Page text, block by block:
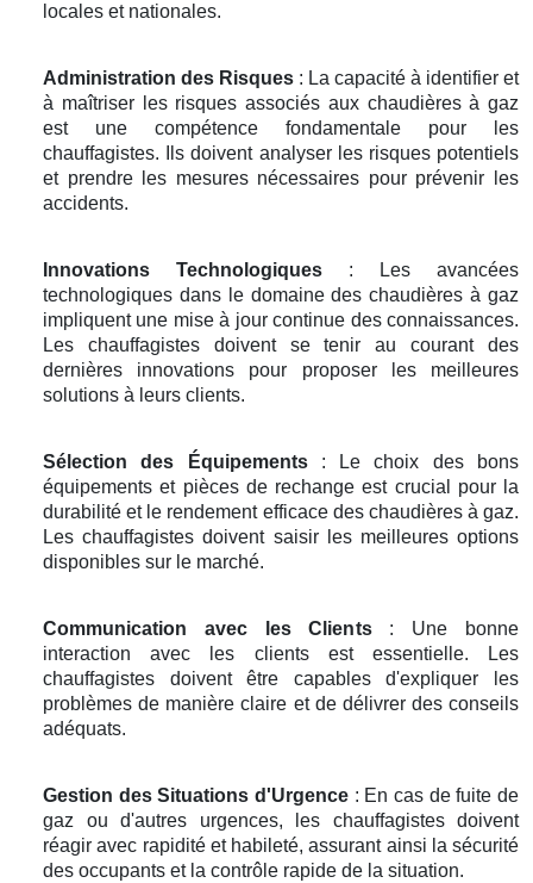
locales et nationales.
Administration des Risques : La capacité à identifier et
à maîtriser les risques associés aux chaudières à gaz
est une compétence fondamentale pour les
chauffagistes. Ils doivent analyser les risques potentiels
et prendre les mesures nécessaires pour prévenir les
accidents.
Innovations Technologiques : Les avancées
technologiques dans le domaine des chaudières à gaz
impliquent une mise à jour continue des connaissances.
Les chauffagistes doivent se tenir au courant des
dernières innovations pour proposer les meilleures
solutions à leurs clients.
Sélection des Équipements: Le choix des bons
équipements et pièces de rechange est crucial pour la
durabilité et le rendement efficace des chaudières à gaz.
Les chauffagistes doivent saisir les meilleures options
disponibles sur le marché.
Communication avec les Clients: Une bonne
interaction avec les clients est essentielle. Les
chauffagistes doivent être capables d'expliquer les
problèmes de manière claire et de délivrer des conseils
adéquats.
Gestion des Situations d'Urgence : En cas de fuite de
gaz ou d'autres urgences, les chauffagistes doivent
réagir avec rapidité et habileté, assurant ainsi la sécurité
des occupants et la contrôle rapide de la situation.